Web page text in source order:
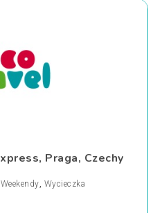
Praga, Czechy
Weekendy, Wycieczka